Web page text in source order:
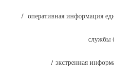
оперативная информация
службы
экстренная